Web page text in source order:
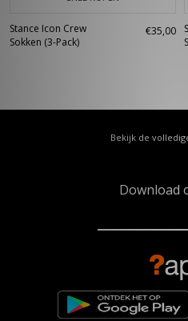
Stance Icon Crew
Sokken (3-Pack)
€35,00
Bekijk de
Download